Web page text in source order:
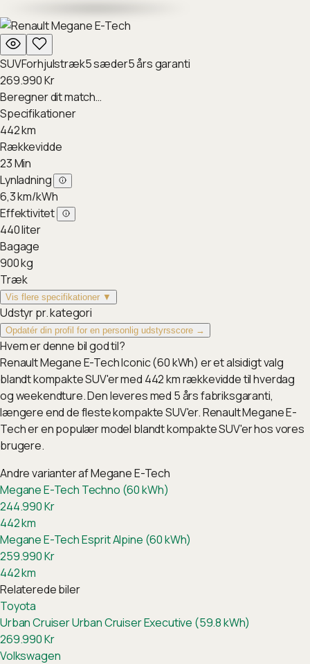
SUVForhjulstræk5sæder5års garanti
269.990Kr
Beregner dit match…
Specifikationer
442km
Rækkevidde
23Min
Lynladning
6,3km/kWh
Effektivitet
440liter
Bagage
900kg
Træk
Vis flere specifikationer ▼
Udstyr pr. kategori
Opdatér din profil for en personlig udstyrsscore →
Hvem er denne bil god til?
Renault Megane E-Tech Iconic (60 kWh) er et alsidigt valg
blandt kompakte SUV'er med 442 km rækkevidde til hverdag
og weekendture. Den leveres med 5 års fabriksgaranti,
længere end de fleste kompakte SUV'er. Renault Megane E-
Tech er en populær model blandt kompakte SUV'er hos vores
brugere.
Andre varianter afMegane E-Tech
Megane E-Tech Techno (60 kWh)
244.990Kr
442km
Megane E-Tech Esprit Alpine (60 kWh)
259.990Kr
442km
Relaterede biler
Toyota
Urban CruiserUrban Cruiser Executive (59.8 kWh)
269.990Kr
Volkswagen